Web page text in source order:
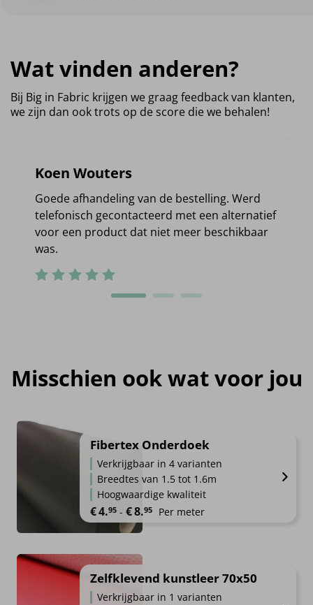
Wat vinden anderen?
Bij Big in Fabric krijgen we graag feedback van klanten,
we zijn dan ook trots op de score die we behalen!
Koen Wouters
Goede afhandeling van de bestelling. Werd
telefonisch gecontacteerd met een alternatief
voor een product dat niet meer beschikbaar
was.
Misschien ook wat voor jou
Fibertex Onderdoek
Verkrijgbaar in 4 varianten
Breedtes van 1.5 tot 1.6m
Hoogwaardige kwaliteit
€4.95 - €8.95 Prijsklasse: €4.95 tot €8.95
Per meter
Zelfklevend kunstleer 70x50
Verkrijgbaar in 1 varianten